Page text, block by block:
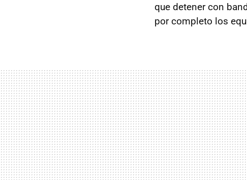
que detener con
por completo los